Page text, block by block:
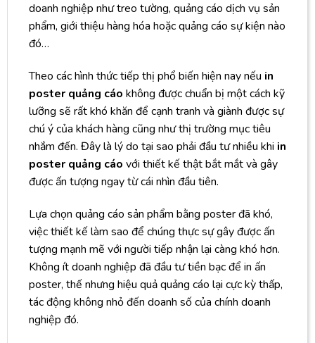
doanh nghiệp như treo tường, quảng cáo dịch vụ sản
phẩm, giới thiệu hàng hóa hoặc quảng cáo sự kiện nào
đó…
Theo các hình thức tiếp thị phổ biến hiện nay nếu in
poster quảng cáo không được chuẩn bị một cách kỹ
lưỡng sẽ rất khó khăn để cạnh tranh và giành được sự
chú ý của khách hàng cũng như thị trường mục tiêu
nhắm đến. Đây là lý do tại sao phải đầu tư nhiều khi in
poster quảng cáo với thiết kế thật bắt mắt và gây
được ấn tượng ngay từ cái nhìn đầu tiên.
Lựa chọn quảng cáo sản phẩm bằng poster đã khó,
việc thiết kế làm sao để chúng thực sự gây được ấn
tượng mạnh mẽ với người tiếp nhận lại càng khó hơn.
Không ít doanh nghiệp đã đầu tư tiền bạc để in ấn
poster, thế nhưng hiệu quả quảng cáo lại cực kỳ thấp,
tác động không nhỏ đến doanh số của chính doanh
nghiệp đó.